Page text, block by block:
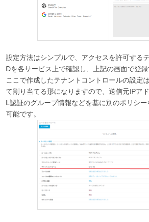
設定方法はシンプルで、アクセスを許可する
Dを各サービス上で確認し、上記の画面で登録
ここで作成したテナントコントロールの設定
て割り当てる形になりますので、送信元IPア
L認証のグループ情報などを基に別のポリシ
可能です。